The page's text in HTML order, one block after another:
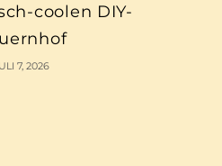
coolen DIY-
7, 2026